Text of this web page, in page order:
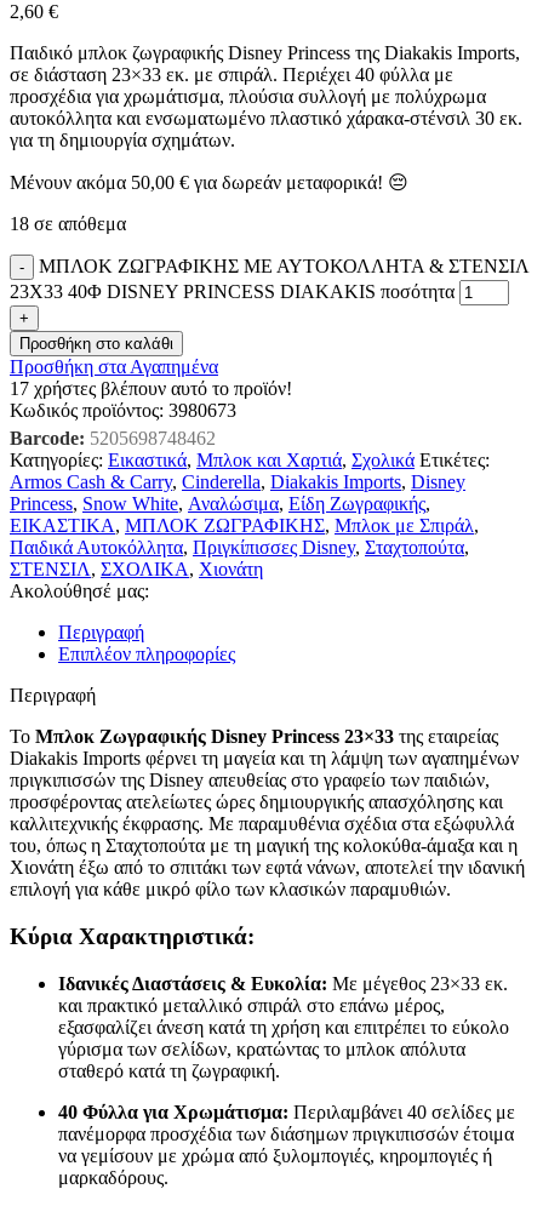
2,60 €
Παιδικό μπλοκ ζωγραφικής Disney Princess της Diakakis Imports,
σε διάσταση 23×33 εκ. με σπιράλ. Περιέχει 40 φύλλα με
προσχέδια για χρωμάτισμα, πλούσια συλλογή με πολύχρωμα
αυτοκόλλητα και ενσωματωμένο πλαστικό χάρακα-στένσιλ 30 εκ.
για τη δημιουργία σχημάτων.
Μένουν ακόμα 50,00 € για δωρεάν μεταφορικά! 😔
18 σε απόθεμα
ΜΠΛΟΚ ΖΩΓΡΑΦΙΚΗΣ ΜΕ ΑΥΤΟΚΟΛΛΗΤΑ & ΣΤΕΝΣΙΛ
23X33 40Φ DISNEY PRINCESS DIAKAKIS ποσότητα
Προσθήκη στο καλάθι
Προσθήκη στα Αγαπημένα
17 χρήστες βλέπουν αυτό το προϊόν!
Κωδικός προϊόντος: 3980673
Barcode: 5205698748462
Κατηγορίες: Εικαστικά, Μπλοκ και Χαρτιά, Σχολικά Ετικέτες:
Armos Cash & Carry, Cinderella, Diakakis Imports, Disney
Princess, Snow White, Αναλώσιμα, Είδη Ζωγραφικής,
ΕΙΚΑΣΤΙΚΑ, ΜΠΛΟΚ ΖΩΓΡΑΦΙΚΗΣ, Μπλοκ με Σπιράλ,
Παιδικά Αυτοκόλλητα, Πριγκίπισσες Disney, Σταχτοπούτα,
ΣΤΕΝΣΙΛ, ΣΧΟΛΙΚΑ, Χιονάτη
Ακολούθησέ μας:
Περιγραφή
Επιπλέον πληροφορίες
Περιγραφή
Το Μπλοκ Ζωγραφικής Disney Princess 23×33 της εταιρείας
Diakakis Imports φέρνει τη μαγεία και τη λάμψη των αγαπημένων
πριγκιπισσών της Disney απευθείας στο γραφείο των παιδιών,
προσφέροντας ατελείωτες ώρες δημιουργικής απασχόλησης και
καλλιτεχνικής έκφρασης. Με παραμυθένια σχέδια στα εξώφυλλά
του, όπως η Σταχτοπούτα με τη μαγική της κολοκύθα-άμαξα και η
Χιονάτη έξω από το σπιτάκι των εφτά νάνων, αποτελεί την ιδανική
επιλογή για κάθε μικρό φίλο των κλασικών παραμυθιών.
Κύρια Χαρακτηριστικά:
Ιδανικές Διαστάσεις & Ευκολία: Με μέγεθος 23×33 εκ.
και πρακτικό μεταλλικό σπιράλ στο επάνω μέρος,
εξασφαλίζει άνεση κατά τη χρήση και επιτρέπει το εύκολο
γύρισμα των σελίδων, κρατώντας το μπλοκ απόλυτα
σταθερό κατά τη ζωγραφική.
40 Φύλλα για Χρωμάτισμα: Περιλαμβάνει 40 σελίδες με
πανέμορφα προσχέδια των διάσημων πριγκιπισσών έτοιμα
να γεμίσουν με χρώμα από ξυλομπογιές, κηρομπογιές ή
μαρκαδόρους.